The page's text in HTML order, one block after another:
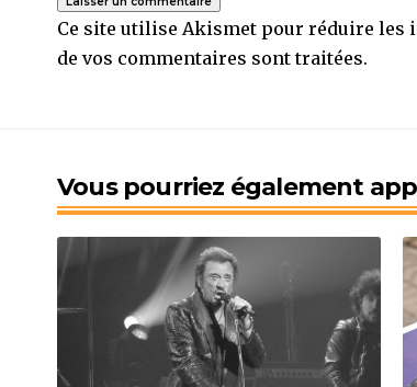
Ce site utilise Akismet pour réduire les
de vos commentaires sont traitées.
Vous pourriez également